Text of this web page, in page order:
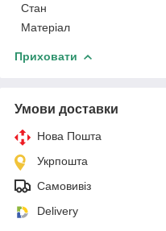
Стан
Матеріал
Приховати
Умови доставки
Нова Пошта
Укрпошта
Самовивіз
Delivery